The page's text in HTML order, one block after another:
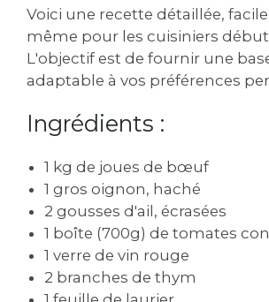
Voici une recette détaillée, facile
même pour les cuisiniers
L'objectif est de fournir une
adaptable à vos préférences
Ingrédients :
1 kg de joues de bœuf
1 gros oignon, haché
2 gousses d'ail, écrasées
1 boîte (700g) de tomates
1 verre de vin rouge
2 branches de thym